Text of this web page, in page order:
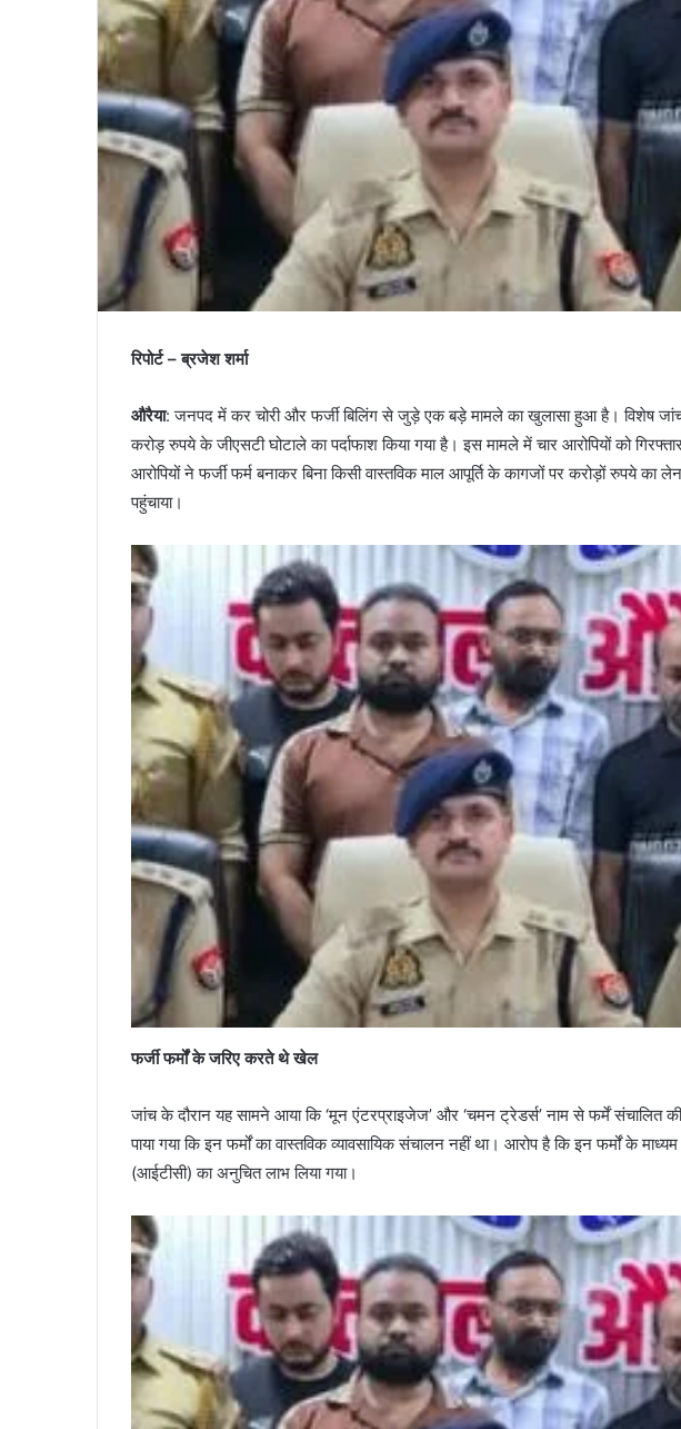
रिपोर्ट – ब्रजेश शर्मा
औरैया: जनपद में कर चोरी और फर्जी बिलिंग से जुड़े एक बड़े मामले का खुलासा हुआ है। विशेष
करोड़ रुपये के जीएसटी घोटाले का पर्दाफाश किया गया है। इस मामले में चार आरोपियों को
आरोपियों ने फर्जी फर्म बनाकर बिना किसी वास्तविक माल आपूर्ति के कागजों पर करोड़ों रुपये का
पहुंचाया।
फर्जी फर्मों के जरिए करते थे खेल
जांच के दौरान यह सामने आया कि ‘मून एंटरप्राइजेज’ और ‘चमन ट्रेडर्स’ नाम से फर्में संचालित
पाया गया कि इन फर्मों का वास्तविक व्यावसायिक संचालन नहीं था। आरोप है कि इन फर्मों के
(आईटीसी) का अनुचित लाभ लिया गया।